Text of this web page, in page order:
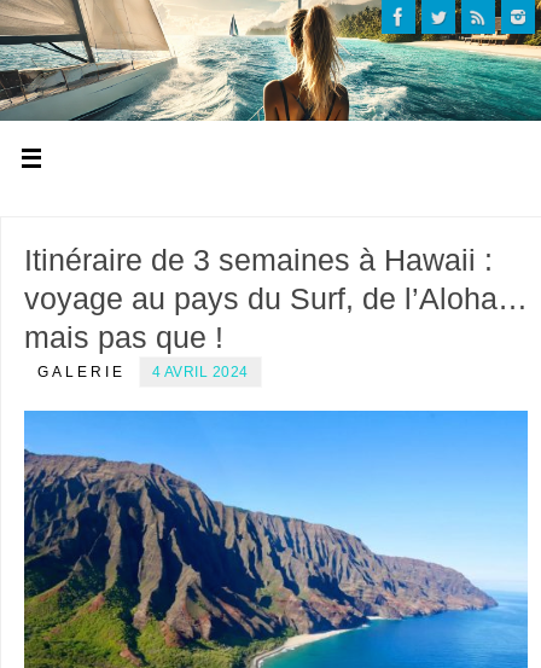
Itinéraire de 3 semaines à Hawaii :
voyage au pays du Surf, de l’Aloha…
mais pas que !
GALERIE 4 AVRIL 2024